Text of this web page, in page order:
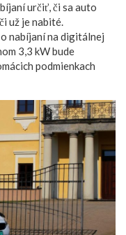
určiť, či sa auto
už je nabité.
nabíjaní na digitálnej
3,3 kW bude
podmienkach